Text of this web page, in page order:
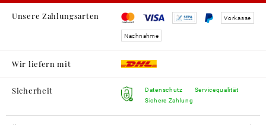
Unsere Zahlungsarten Vorkasse
Nachnahme
Wir liefern mit
Sicherheit
Datenschutz
Sichere Zahlung
Servicequalität